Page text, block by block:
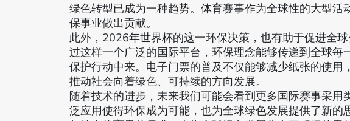
绿色转型已成为一种趋势。体育赛事作为全球性的大型活
保事业做出贡献。
此外，2026年世界杯的这一环保决策，也有助于促进全
过这样一个广泛的国际平台，环保理念能够传递到全球每
保护行动中来。电子门票的普及不仅能够减少纸张的使用
推动社会向着绿色、可持续的方向发展。
随着技术的进步，未来我们可能会看到更多国际赛事采用
泛应用使得环保成为可能，也为全球绿色发展提供了新